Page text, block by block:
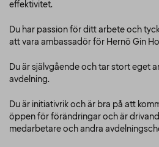
effektivitet.
Du har passion för ditt arbete och
att vara ambassadör för Hernö Gin
Du är självgående och tar stort eget
avdelning.
Du är initiativrik och är bra på att
öppen för förändringar och är
medarbetare och andra